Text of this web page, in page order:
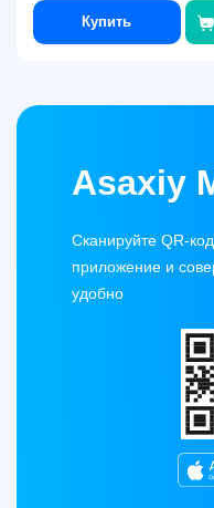
Купить
Asaxiy
Сканируйте QR-
приложение и
удобно